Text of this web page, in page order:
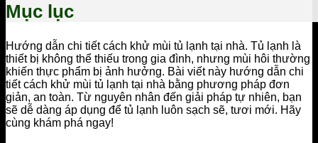
Mục lục
Hướng dẫn chi tiết cách khử mùi tủ lạnh tại nhà. Tủ lạnh là
thiết bị không thể thiếu trong gia đình, nhưng mùi hôi thường
khiến thực phẩm bị ảnh hưởng. Bài viết này hướng dẫn chi
tiết cách khử mùi tủ lạnh tại nhà bằng phương pháp đơn
giản, an toàn. Từ nguyên nhân đến giải pháp tự nhiên, bạn
sẽ dễ dàng áp dụng để tủ lạnh luôn sạch sẽ, tươi mới. Hãy
cùng khám phá ngay!